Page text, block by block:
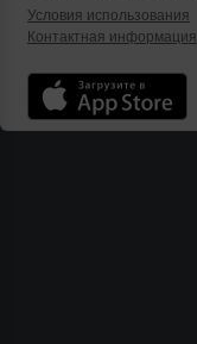
Условия использования
Контактная информация